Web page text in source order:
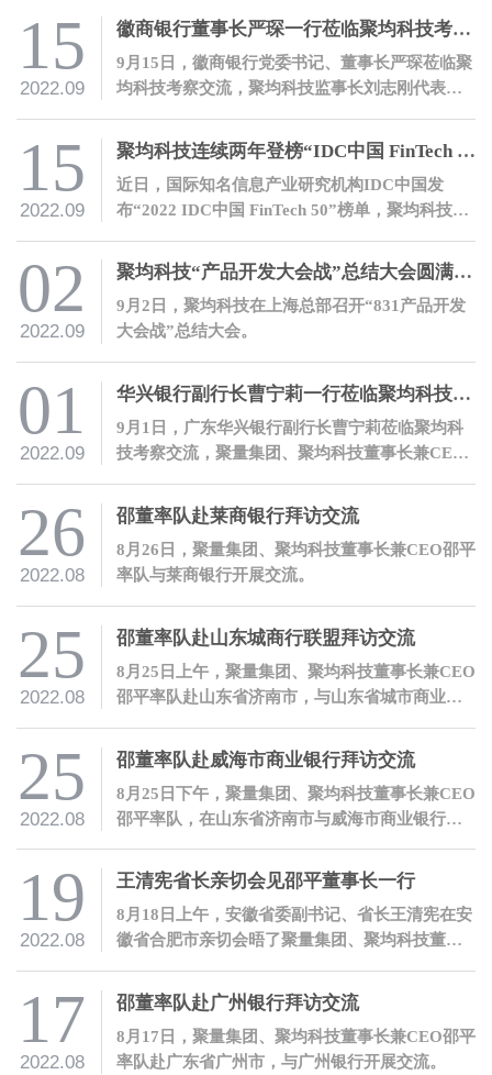
15
2022.09
徽商银行董事长严琛一行莅临聚均科技考察交流
9月15日，徽商银行党委书记、董事长严琛莅临聚
均科技考察交流，聚均科技监事长刘志刚代表公
15
2022.09
聚均科技连续两年登榜“IDC中国 FinTech 50”
近日，国际知名信息产业研究机构IDC中国发
布“2022 IDC中国 FinTech 50”榜单，聚均科技凭
榜。
02
2022.09
聚均科技“产品开发大会战”总结大会圆满召开
9月2日，聚均科技在上海总部召开“831产品开发
大会战”总结大会。
01
2022.09
华兴银行副行长曹宁莉一行莅临聚均科技考察交流
9月1日，广东华兴银行副行长曹宁莉莅临聚均科
技考察交流，聚量集团、聚均科技董事长兼CEO
26
2022.08
邵董率队赴莱商银行拜访交流
8月26日，聚量集团、聚均科技董事长兼CEO邵平
率队与莱商银行开展交流。
25
2022.08
邵董率队赴山东城商行联盟拜访交流
8月25日上午，聚量集团、聚均科技董事长兼CEO
邵平率队赴山东省济南市，与山东省城市商业银
25
2022.08
邵董率队赴威海市商业银行拜访交流
8月25日下午，聚量集团、聚均科技董事长兼CEO
邵平率队，在山东省济南市与威海市商业银行开
19
2022.08
王清宪省长亲切会见邵平董事长一行
8月18日上午，安徽省委副书记、省长王清宪在安
徽省合肥市亲切会晤了聚量集团、聚均科技董事
17
2022.08
邵董率队赴广州银行拜访交流
8月17日，聚量集团、聚均科技董事长兼CEO邵平
率队赴广东省广州市，与广州银行开展交流。